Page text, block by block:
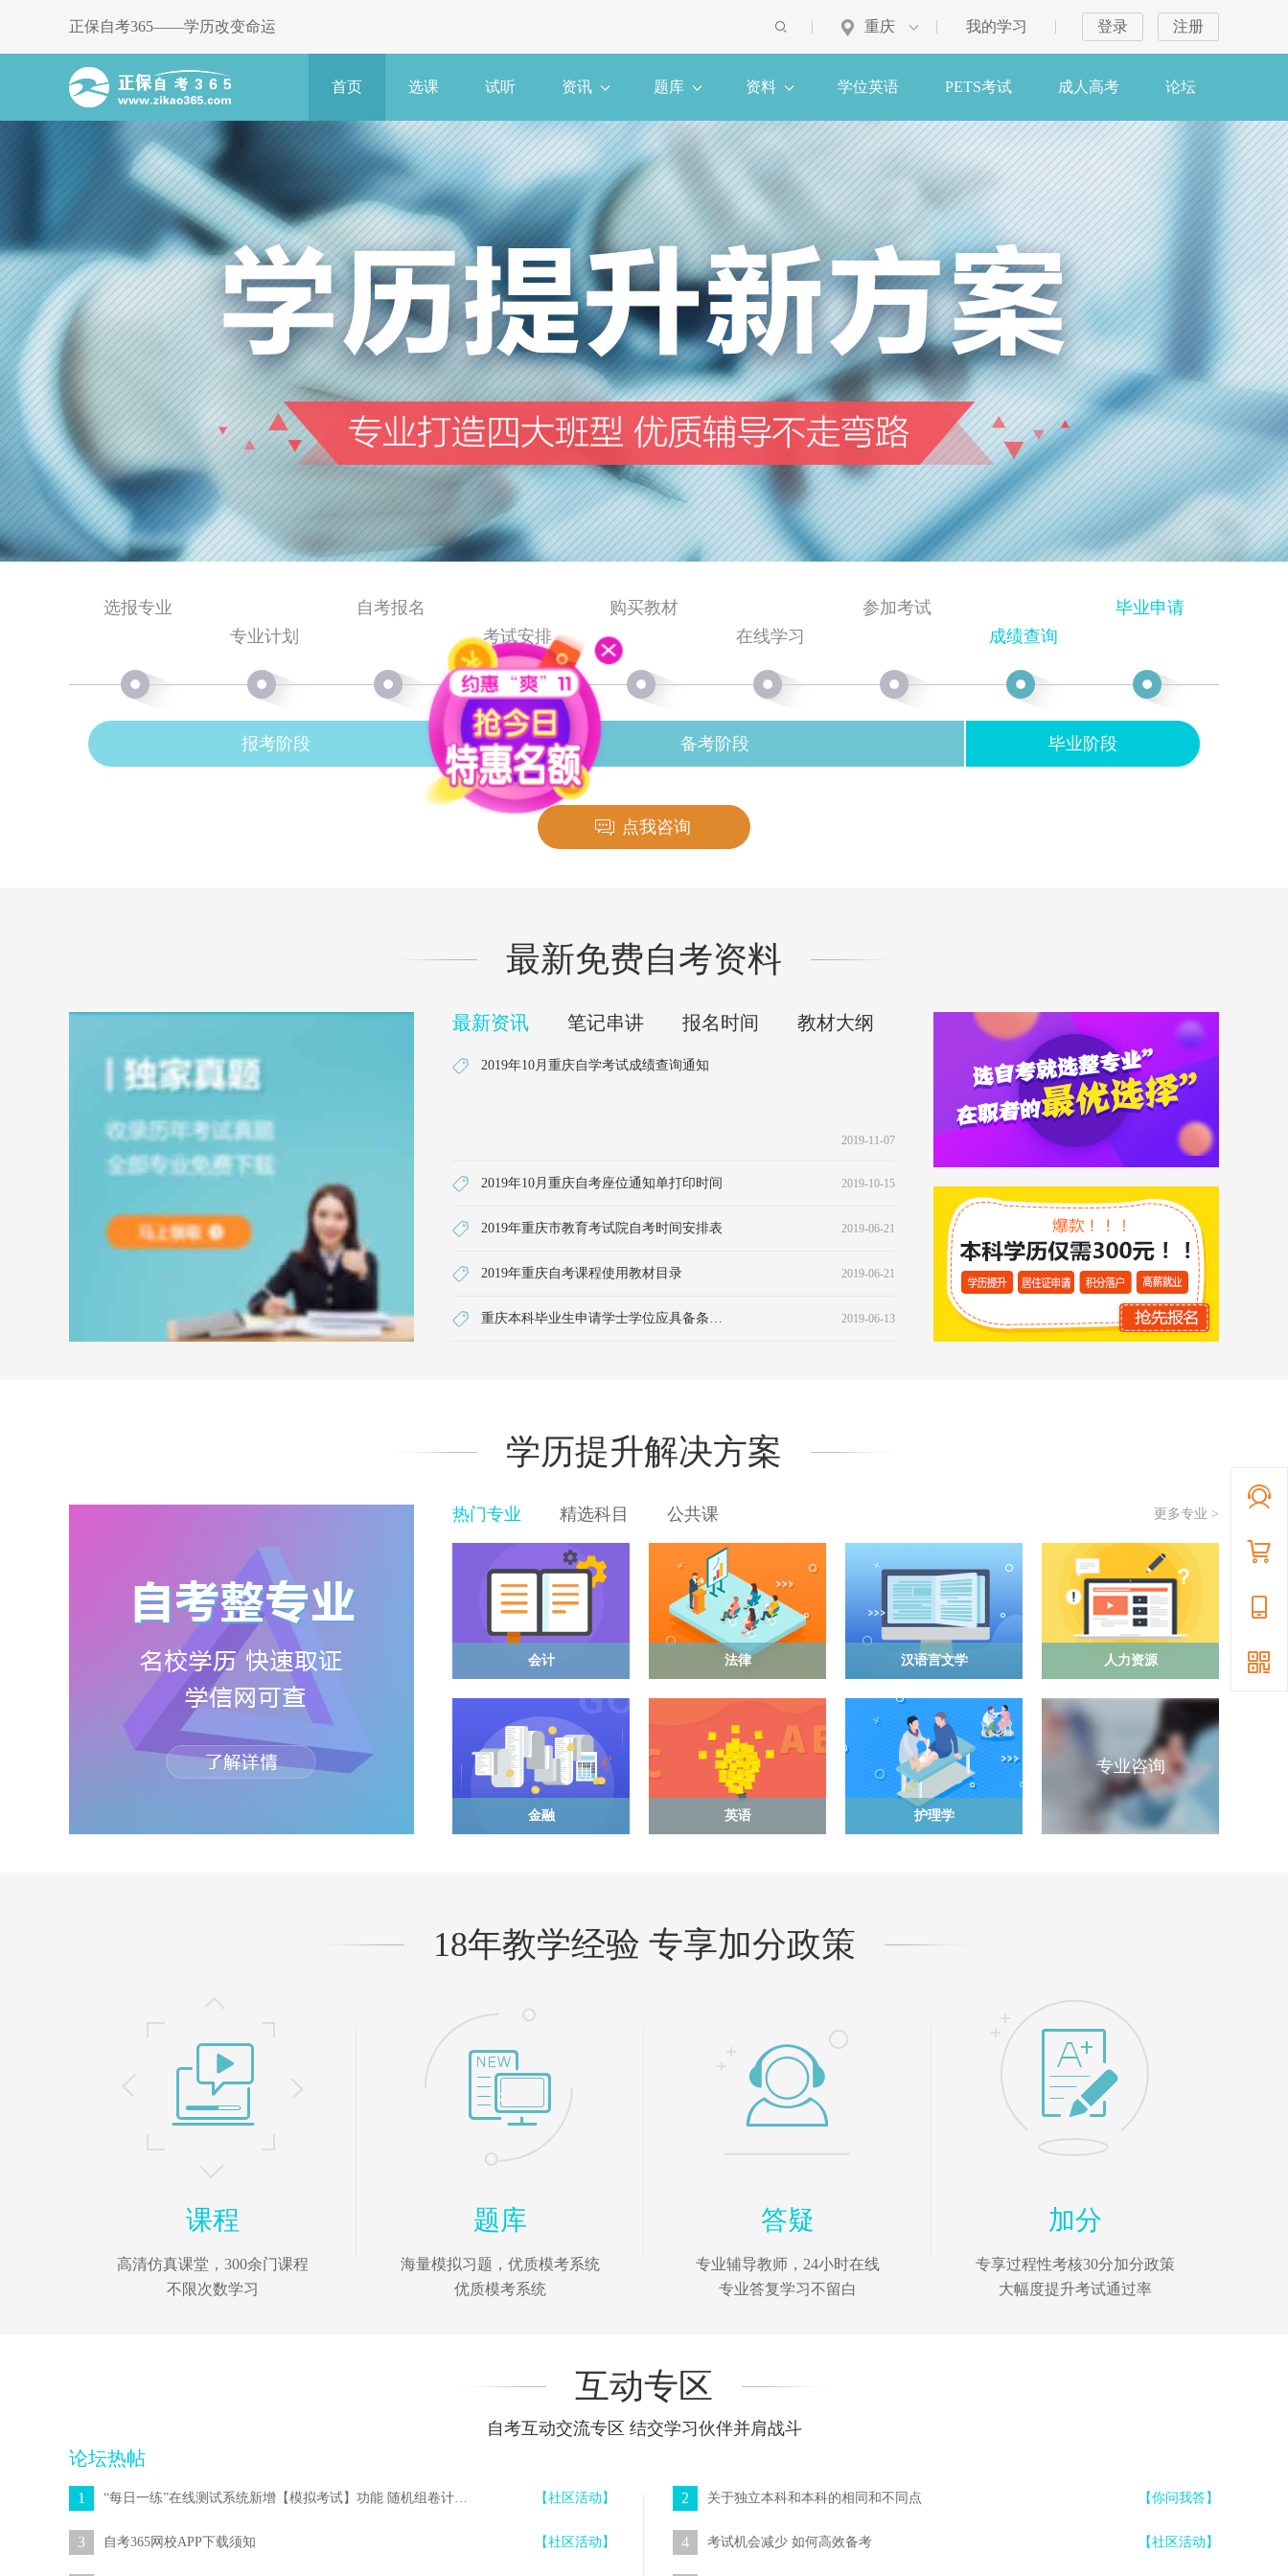
正保自考365——学历改变命运 注册
登录
我的学习
重庆
首页 选课 试听 资讯 题库 资料 学位英语 PETS考试 成人高考 论坛
选报专业
专业计划
自考报名
考试安排
购买教材
在线学习
参加考试
成绩查询
毕业申请
报考阶段 备考阶段 毕业阶段
点我咨询
最新免费自考资料
最新资讯 笔记串讲 报名时间 教材大纲
2019年10月重庆自学考试成绩查询通知
2019-11-07
2019年10月重庆自考座位通知单打印时间 2019-10-15
2019年重庆市教育考试院自考时间安排表 2019-06-21
2019年重庆自考课程使用教材目录 2019-06-21
重庆本科毕业生申请学士学位应具备条件什么？ 2019-06-13
学历提升解决方案
热门专业 精选科目 公共课 更多专业 >
会计 法律 汉语言文学 人力资源
金融 英语 护理学
专业咨询
18年教学经验 专享加分政策
课程
高清仿真课堂，300余门课程
不限次数学习
题库
海量模拟习题，优质模考系统
优质模考系统
答疑
专业辅导教师，24小时在线
专业答复学习不留白
加分
专享过程性考核30分加分政策
大幅度提升考试通过率
互动专区
自考互动交流专区 结交学习伙伴并肩战斗
论坛热帖
1 “每日一练”在线测试系统新增【模拟考试】功能 随机组卷计时答题 【社区活动】
3 自考365网校APP下载须知 【社区活动】
2 关于独立本科和本科的相同和不同点 【你问我答】
4 考试机会减少 如何高效备考 【社区活动】